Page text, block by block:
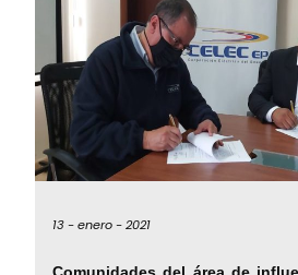
13 -enero -2021
Comunidades del área de